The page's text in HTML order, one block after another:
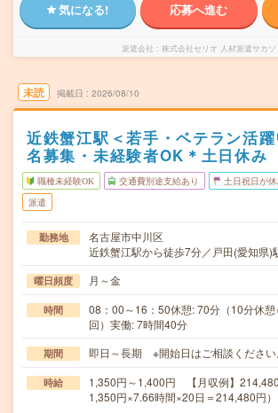
気になる! 応募へ進む
派遣会社 株式会社セリオ 人材派遣サカソ
未読 掲載日 2026/08/10
近鉄蟹江駅＜若手・ベテラン活
名募集・未経験者OK＊土日休み
職種未経験OK 交通費別途支給あり 土日祝日が
派遣
勤務地
名古屋市中川区
近鉄蟹江駅から徒歩7分／戸田(愛知県)
曜日頻度 月～金
時間
08：00～16：50休憩: 70分（10分休
回）実働: 7時間40分
期間 即日～長期 ※開始日はご相談ください
時給
1,350円～1,400円 【月収例】
1,350円×7.66時間×20日＝214,480円）